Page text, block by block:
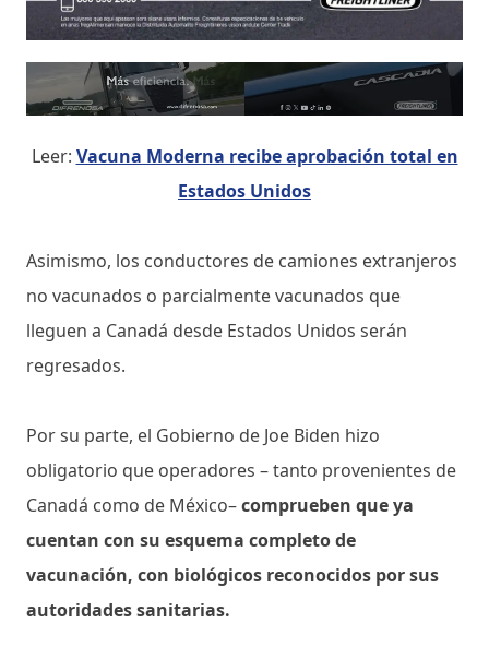
Leer: Vacuna Moderna recibe aprobación total en
Estados Unidos
Asimismo, los conductores de camiones extranjeros
no vacunados o parcialmente vacunados que
lleguen a Canadá desde Estados Unidos serán
regresados.
Por su parte, el Gobierno de Joe Biden hizo
obligatorio que operadores – tanto provenientes de
Canadá como de México–comprueben que ya
cuentan con su esquema completo de
vacunación, con biológicos reconocidos por sus
autoridades sanitarias.